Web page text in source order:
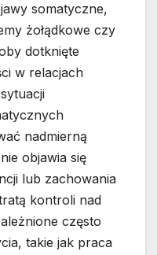
somatyczne,
żołądkowe czy
dotknięte
w relacjach
nadmierną
objawia się
lub zachowania
kontroli nad
często
takie jak praca